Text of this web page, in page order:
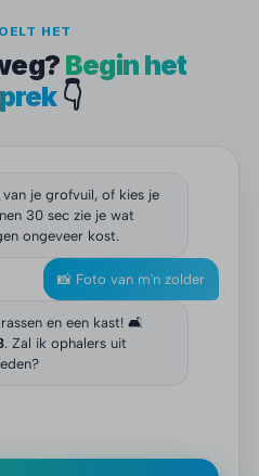
HET
Begin het
👇
je grofvuil, of kies je
30 sec zie je wat
ongeveer kost.
📸 Foto van m'n zolder
en een kast! 🛋️
. Zal ik ophalers uit